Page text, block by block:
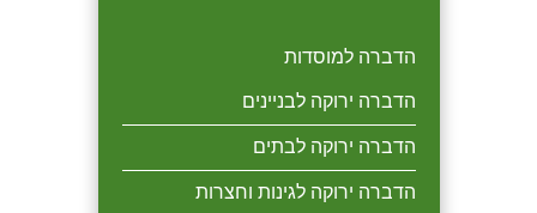
הדברה למוסדות
הדברה ירוקה לבניינים
הדברה ירוקה לבתים
הדברה ירוקה לגינות וחצרות